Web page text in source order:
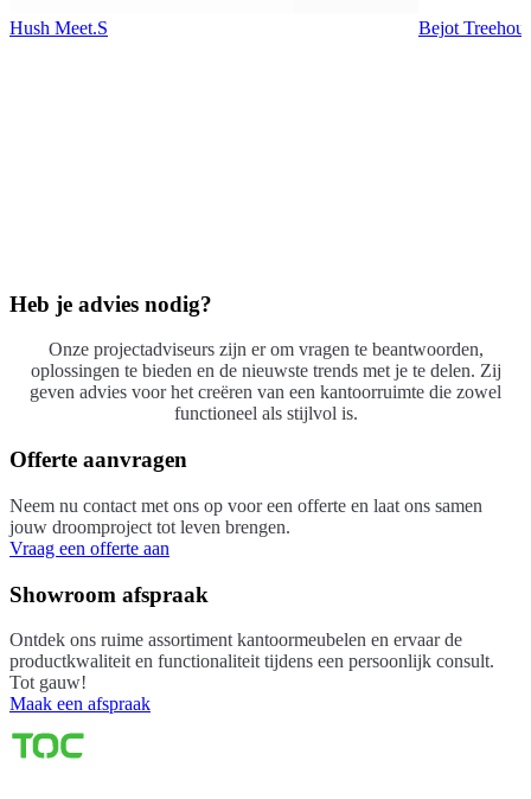
Hush Meet.S Bejot
Heb je advies nodig?
Onze projectadviseurs zijn er om vragen te beantwoorden,
oplossingen te bieden en de nieuwste trends met je te delen. Zij
geven advies voor het creëren van een kantoorruimte die zowel
functioneel als stijlvol is.
Offerte aanvragen
Neem nu contact met ons op voor een offerte en laat ons samen
jouw droomproject tot leven brengen.
Vraag een offerte aan
Showroom afspraak
Ontdek ons ruime assortiment kantoormeubelen en ervaar de
productkwaliteit en functionaliteit tijdens een persoonlijk consult.
Tot gauw!
Maak een afspraak